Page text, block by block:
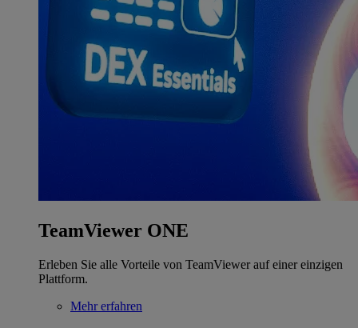
TeamViewer ONE
Erleben Sie alle Vorteile von TeamViewer auf einer einzigen
Plattform.
Mehr erfahren